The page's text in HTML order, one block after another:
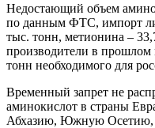
Недостающий объем
по данным ФТС, импорт
тыс. тонн, метионина –
производители в прошлом
тонн необходимого для
Временный запрет не
аминокислот в страны
Абхазию, Южную Осетию,